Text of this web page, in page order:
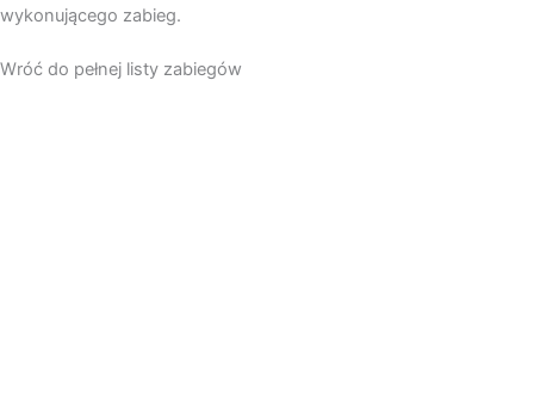
wykonującego zabieg.
Wróć do pełnej listy zabiegów